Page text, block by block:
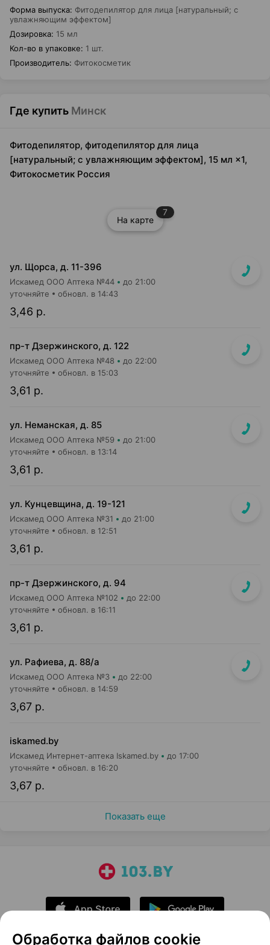
Форма выпуска: Фитодепилятор для лица [натуральный; с
увлажняющим эффектом]
Дозировка: 15 мл
Кол-во в упаковке: 1 шт.
Производитель: Фитокосметик
Где купить Минск
Фитодепилятор, фитодепилятор для лица
[натуральный; с увлажняющим эффектом], 15 мл ×1,
Фитокосметик Россия
На карте
7
ул. Щорса, д. 11-396
Искамед ООО Аптека №44 до 21:00
3,46 р.
уточняйте обновл. в 14:43
пр-т Дзержинского, д. 122
Искамед ООО Аптека №48 до 22:00
3,61 р.
уточняйте обновл. в 15:03
ул. Неманская, д. 85
Искамед ООО Аптека №59 до 21:00
3,61 р.
уточняйте обновл. в 13:14
ул. Кунцевщина, д. 19-121
Искамед ООО Аптека №31 до 21:00
3,61 р.
уточняйте обновл. в 12:51
пр-т Дзержинского, д. 94
Искамед ООО Аптека №102 до 22:00
3,61 р.
уточняйте обновл. в 16:11
ул. Рафиева, д. 88/а
Искамед ООО Аптека №3 до 22:00
3,67 р.
уточняйте обновл. в 14:59
iskamed.by
Искамед Интернет-аптека Iskamed.by до 17:00
3,67 р.
уточняйте обновл. в 16:20
Показать еще
Обработка файлов cookie